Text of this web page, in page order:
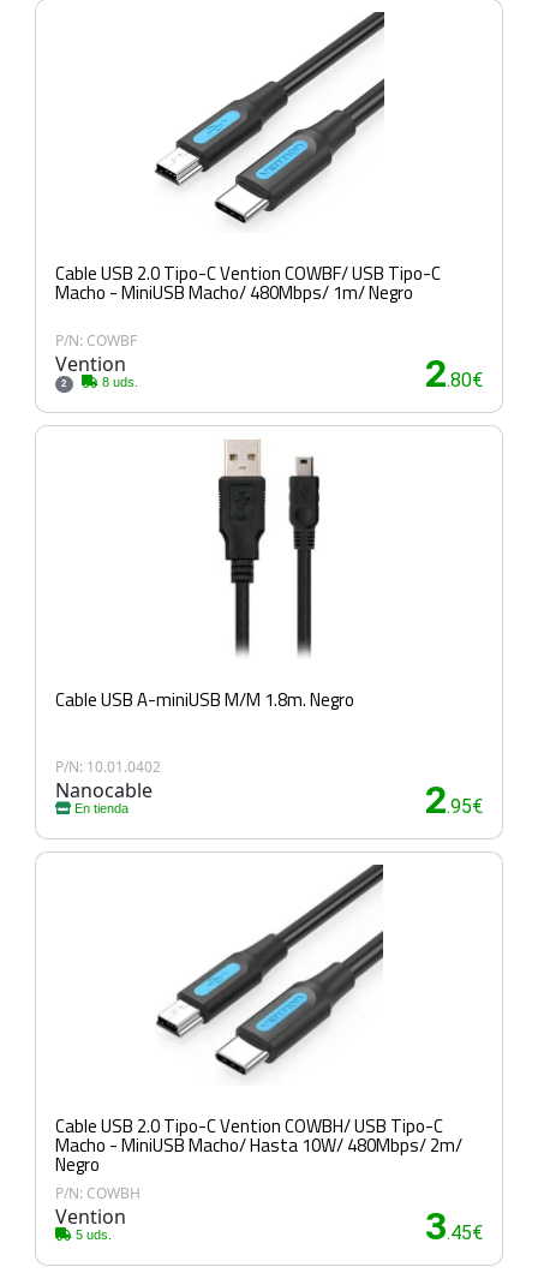
Cable USB 2.0 Tipo-C Vention COWBF/ USB Tipo-C
Macho - MiniUSB Macho/ 480Mbps/ 1m/ Negro
P/N: COWBF
Vention
2 8 uds. 2.80€
Cable USB A-miniUSB M/M 1.8m. Negro
P/N: 10.01.0402
Nanocable
En tienda 2.95€
Cable USB 2.0 Tipo-C Vention COWBH/ USB Tipo-C
Macho - MiniUSB Macho/ Hasta 10W/ 480Mbps/ 2m/
Negro
P/N: COWBH
Vention
5 uds. 3.45€